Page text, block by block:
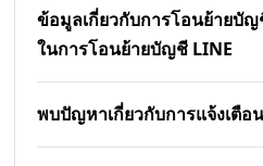
ข้อมูลเกี่ยวกับการโอนย้ายบั
ในการโอนย้ายบัญชี LINE
พบปัญหาเกี่ยวกับการแจ้งเตือน